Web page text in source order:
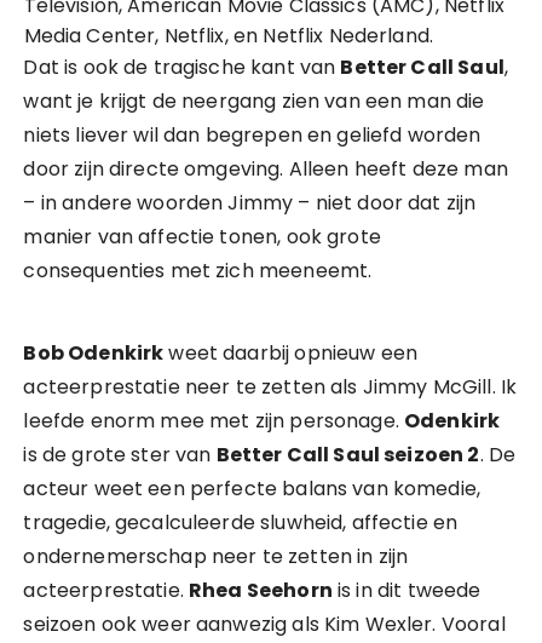
Television, American Movie Classics (AMC), Netflix
Media Center, Netflix, en Netflix Nederland.
Dat is ook de tragische kant van Better Call Saul,
want je krijgt de neergang zien van een man die
niets liever wil dan begrepen en geliefd worden
door zijn directe omgeving. Alleen heeft deze man
– in andere woorden Jimmy – niet door dat zijn
manier van affectie tonen, ook grote
consequenties met zich meeneemt.
Bob Odenkirkweet daarbij opnieuw een
acteerprestatie neer te zetten als Jimmy McGill. Ik
leefde enorm mee met zijn personage. Odenkirk
is de grote ster van Better Call Saul seizoen 2. De
acteur weet een perfecte balans van komedie,
tragedie, gecalculeerde sluwheid, affectie en
ondernemerschap neer te zetten in zijn
acteerprestatie. Rhea Seehorn is in dit tweede
seizoen ook weer aanwezig als Kim Wexler. Vooral